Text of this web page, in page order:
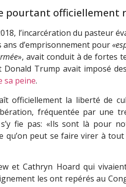
pourtant officiellement
l’incarcération du pasteur
d’emprisonnement pour
», avait conduit à de fortes
Trump avait imposé
sa peine.
officiellement la liberté de
fréquentée par une
fie pas: «Ils sont là pour
qu’on peut se faire virer à
et Cathryn Hoard qui
les ont repérés au